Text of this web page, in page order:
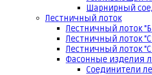
Шарнирный
Лестничный лоток
Лестничный лоток
Лестничный лоток
Лестничный лоток
Фасонные изделия
Соединители